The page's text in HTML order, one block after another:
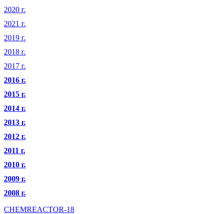
2020 г.
2021 г.
2019 г.
2018 г.
2017 г.
2016 г.
2015 г.
2014 г.
2013 г.
2012 г.
2011 г.
2010 г.
2009 г.
2008 г.
CHEMREACTOR-18